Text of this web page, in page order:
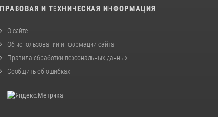
ПРАВОВАЯ И ТЕХНИЧЕСКАЯ ИНФОРМАЦИЯ
О сайте
Об использовании информации сайта
Правила обработки персональных данных
Сообщить об ошибках